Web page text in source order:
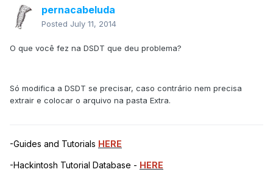
pernacabeluda
Posted July 11, 2014
O que você fez na DSDT que deu problema?
Só modifica a DSDT se precisar, caso contrário nem precisa
extrair e colocar o arquivo na pasta Extra.
-Guides and Tutorials HERE
-Hackintosh Tutorial Database - HERE